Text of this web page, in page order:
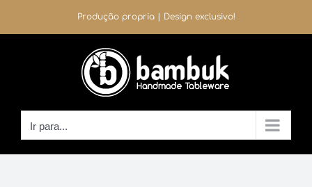
o
Produção propria | Design exclusivo!
Ir para...